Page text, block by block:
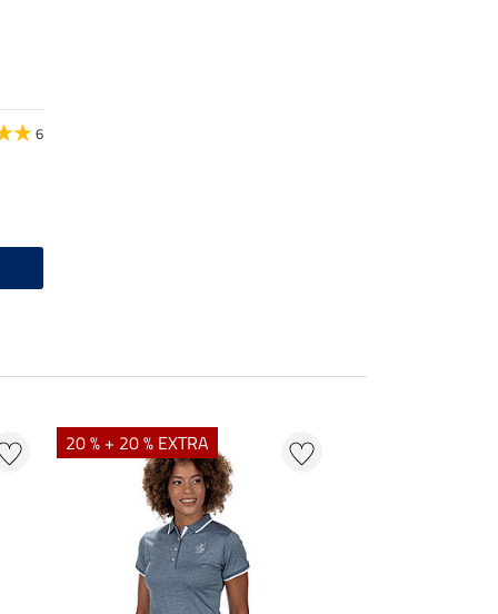
6
20 % + 20 % EXTRA